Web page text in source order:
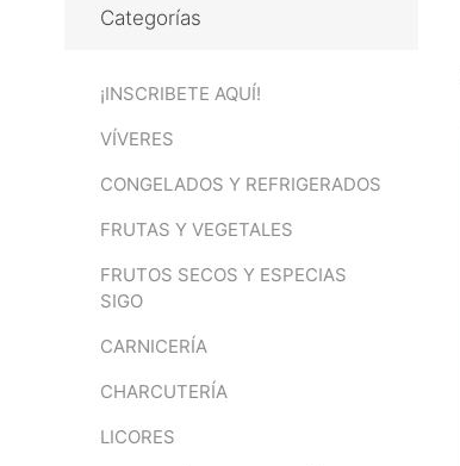
Categorías
¡INSCRIBETE AQUÍ!
VÍVERES
CONGELADOS Y REFRIGERADOS
FRUTAS Y VEGETALES
FRUTOS SECOS Y ESPECIAS
SIGO
CARNICERÍA
CHARCUTERÍA
LICORES